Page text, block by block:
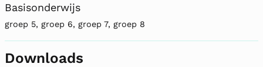
Basisonderwijs
groep 5, groep 6, groep 7, groep 8
Downloads